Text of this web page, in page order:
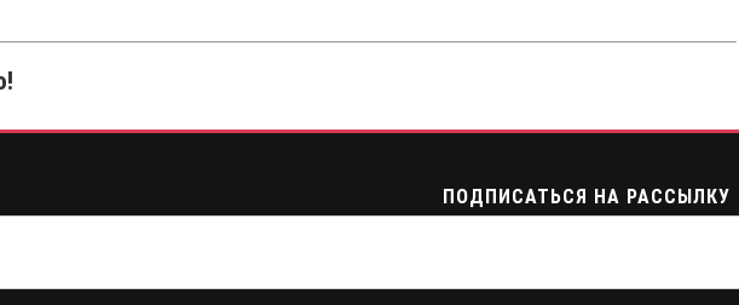
ПОДПИСАТЬСЯ НА РАССЫЛКУ